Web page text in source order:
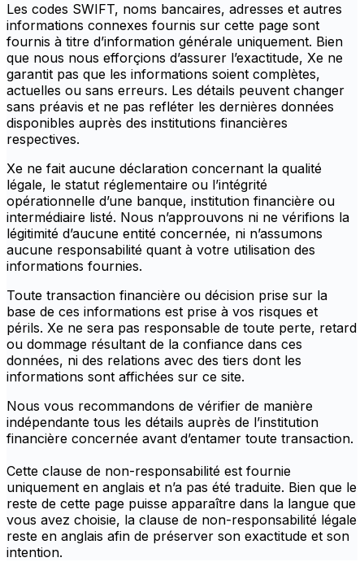
Les codes SWIFT, noms bancaires, adresses et autres
informations connexes fournis sur cette page sont
fournis à titre d’information générale uniquement. Bien
que nous nous efforçions d’assurer l’exactitude, Xe ne
garantit pas que les informations soient complètes,
actuelles ou sans erreurs. Les détails peuvent changer
sans préavis et ne pas refléter les dernières données
disponibles auprès des institutions financières
respectives.
Xe ne fait aucune déclaration concernant la qualité
légale, le statut réglementaire ou l’intégrité
opérationnelle d’une banque, institution financière ou
intermédiaire listé. Nous n’approuvons ni ne vérifions la
légitimité d’aucune entité concernée, ni n’assumons
aucune responsabilité quant à votre utilisation des
informations fournies.
Toute transaction financière ou décision prise sur la
base de ces informations est prise à vos risques et
périls. Xe ne sera pas responsable de toute perte, retard
ou dommage résultant de la confiance dans ces
données, ni des relations avec des tiers dont les
informations sont affichées sur ce site.
Nous vous recommandons de vérifier de manière
indépendante tous les détails auprès de l’institution
financière concernée avant d’entamer toute transaction.
Cette clause de non-responsabilité est fournie
uniquement en anglais et n’a pas été traduite. Bien que le
reste de cette page puisse apparaître dans la langue que
vous avez choisie, la clause de non-responsabilité légale
reste en anglais afin de préserver son exactitude et son
intention.